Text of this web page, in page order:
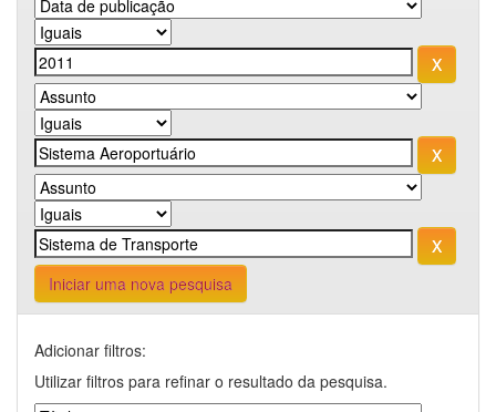
Iniciar uma nova pesquisa
Adicionar filtros:
Utilizar filtros para refinar o resultado da pesquisa.